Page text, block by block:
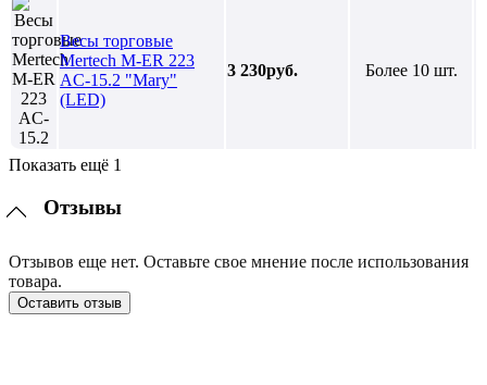
Весы торговые
Mertech M-ER 223
AC-15.2 "Mary"
(LED)
3 230руб. Более 10 шт.
Показать ещё 1
Отзывы
Отзывов еще нет. Оставьте свое мнение после использования
товара.
Оставить отзыв